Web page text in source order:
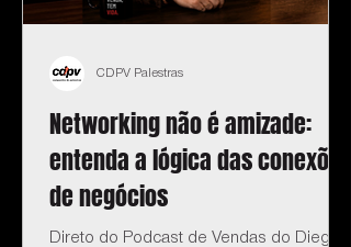
Networking não é amizade:
entenda a lógica das conexões
de negócios
Direto do Podcast de Vendas do Diego
CDPV Palestras